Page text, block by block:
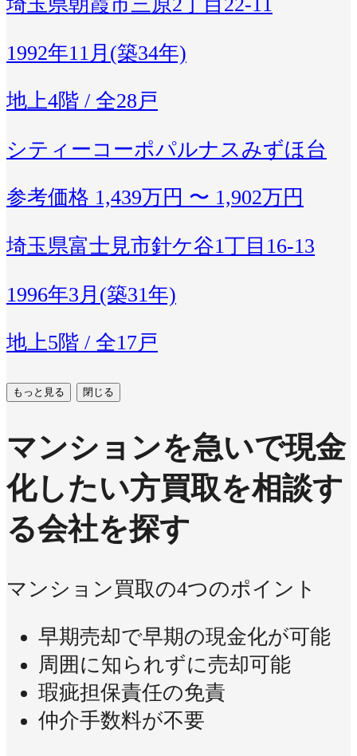
1992年11月(築34年)
地上4階 / 全28戸
シティーコーポパルナスみずほ台
参考価格 1,439万円 〜 1,902万円
埼玉県富士見市針ケ谷1丁目16-13
1996年3月(築31年)
地上5階 / 全17戸
もっと見る 閉じる
マンションを急いで現金
化したい方買取を相談す
る会社を探す
マンション買取の4つのポイント
早期売却で早期の現金化が可能
周囲に知られずに売却可能
瑕疵担保責任の免責
仲介手数料が不要